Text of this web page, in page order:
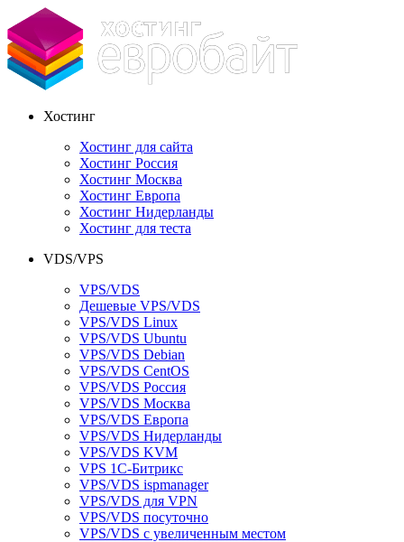
Хостинг
Хостинг для сайта
Хостинг Россия
Хостинг Москва
Хостинг Европа
Хостинг Нидерланды
Хостинг для теста
VDS/VPS
VPS/VDS
Дешевые VPS/VDS
VPS/VDS Linux
VPS/VDS Ubuntu
VPS/VDS Debian
VPS/VDS CentOS
VPS/VDS Россия
VPS/VDS Москва
VPS/VDS Европа
VPS/VDS Нидерланды
VPS/VDS KVM
VPS 1С-Битрикс
VPS/VDS ispmanager
VPS/VDS для VPN
VPS/VDS посуточно
VPS/VDS с увеличенным местом